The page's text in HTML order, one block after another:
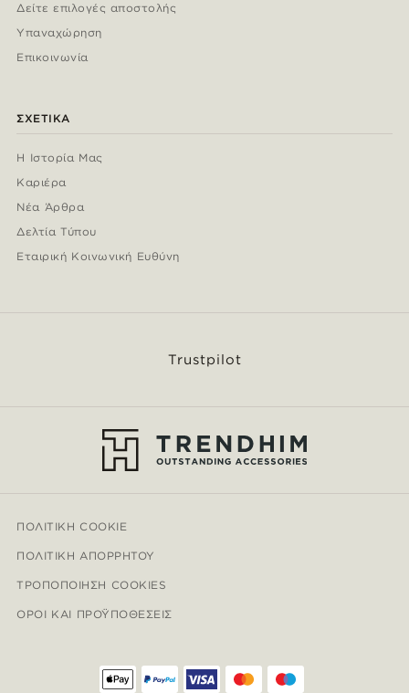
Δείτε επιλογές αποστολής
Υπαναχώρηση
Επικοινωνία
ΣΧΕΤΙΚΆ
Η Ιστορία Μας
Καριέρα
Νέα Άρθρα
Δελτία Τύπου
Εταιρική Κοινωνική Ευθύνη
Trustpilot
ΠΟΛΙΤΙΚΉ COOKIE
ΠΟΛΙΤΙΚΉ ΑΠΟΡΡΉΤΟΥ
ΤΡΟΠΟΠΟΊΗΣΗ COOKIES
ΌΡΟΙ ΚΑΙ ΠΡΟΫΠΟΘΈΣΕΙΣ